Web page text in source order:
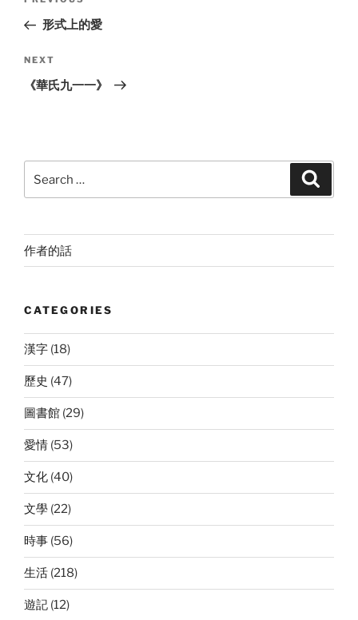
Post形式上的愛
Next
Post
NEXT
《華氏九一一》
for:
作者的話
CATEGORIES
漢字 (18)
歷史 (47)
圖書館 (29)
愛情 (53)
文化 (40)
文學 (22)
時事 (56)
生活 (218)
遊記 (12)